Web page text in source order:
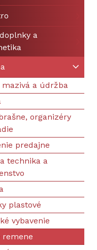
a
mazivá a údržba
organizéry
predajne
technika a
plastové
vybavenie
remene